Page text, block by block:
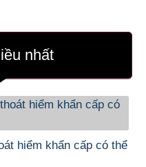
nhất
hiểm khẩn cấp có thể